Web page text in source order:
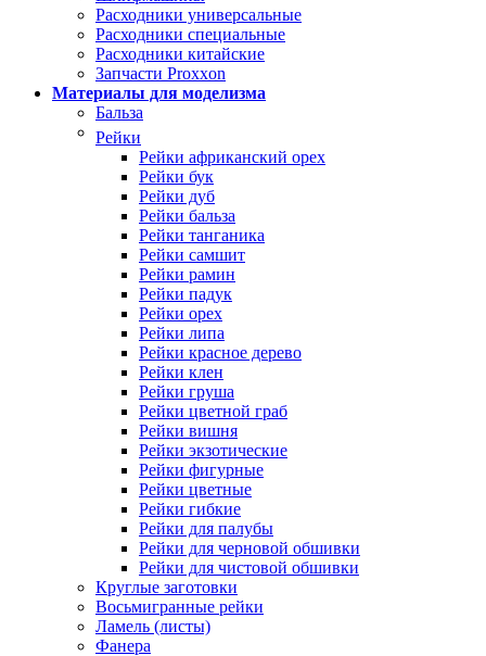
Расходники универсальные
Расходники специальные
Расходники китайские
Запчасти Proxxon
Материалы для моделизма
Бальза
Рейки
Рейки африканский орех
Рейки бук
Рейки дуб
Рейки бальза
Рейки танганика
Рейки самшит
Рейки рамин
Рейки падук
Рейки орех
Рейки липа
Рейки красное дерево
Рейки клен
Рейки груша
Рейки цветной граб
Рейки вишня
Рейки экзотические
Рейки фигурные
Рейки цветные
Рейки гибкие
Рейки для палубы
Рейки для черновой обшивки
Рейки для чистовой обшивки
Круглые заготовки
Восьмигранные рейки
Ламель (листы)
Фанера